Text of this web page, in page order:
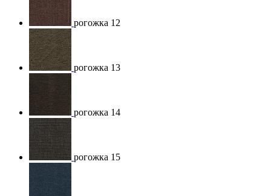
рогожка 12
рогожка 13
рогожка 14
рогожка 15